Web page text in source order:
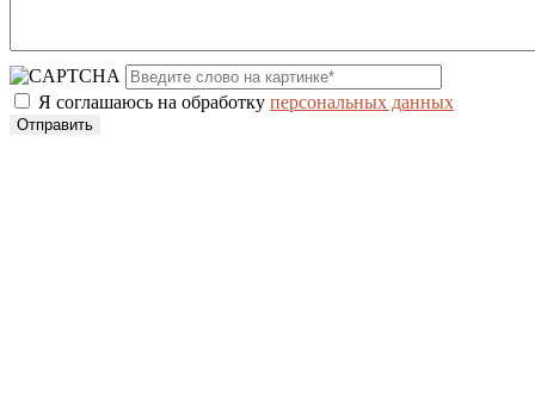
Я соглашаюсь на обработку персональных данных